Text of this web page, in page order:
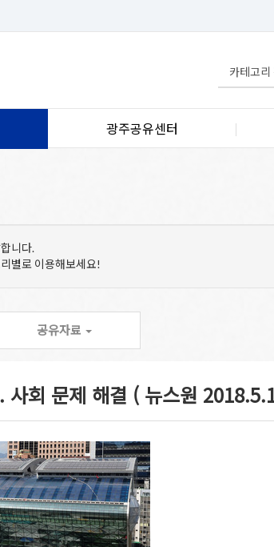
광주공유센터
니다.
별로 이용해보세요!
공유자료
회 문제 해결 ( 뉴스원